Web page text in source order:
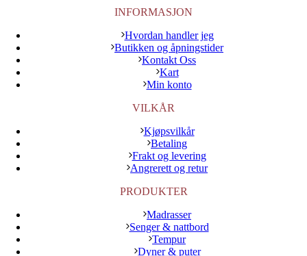
INFORMASJON
Hvordan handler jeg
Butikken og åpningstider
Kontakt Oss
Kart
Min konto
VILKÅR
Kjøpsvilkår
Betaling
Frakt og levering
Angrerett og retur
PRODUKTER
Madrasser
Senger & nattbord
Tempur
Dyner & puter